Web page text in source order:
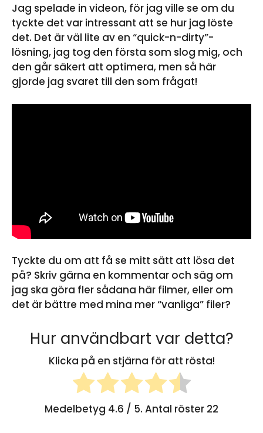
Jag spelade in videon, för jag ville se om du
tyckte det var intressant att se hur jag löste
det. Det är väl lite av en “quick-n-dirty”-
lösning, jag tog den första som slog mig, och
den går säkert att optimera, men så här
gjorde jag svaret till den som frågat!
Tyckte du om att få se mitt sätt att lösa det
på? Skriv gärna en kommentar och säg om
jag ska göra fler sådana här filmer, eller om
det är bättre med mina mer “vanliga” filer?
Hur användbart var detta?
Klicka på en stjärna för att rösta!
Medelbetyg 4.6 / 5. Antal röster 22